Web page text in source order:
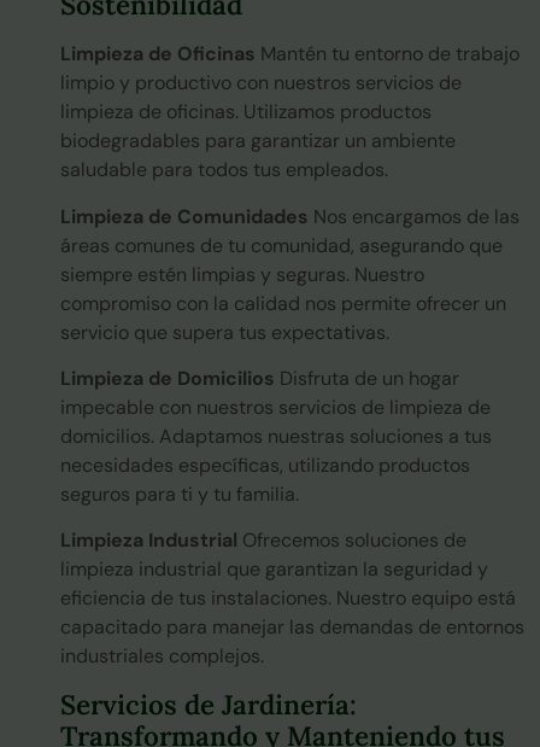
Limpieza de Oficinas Mantén tu entorno de trabajo
limpio y productivo con nuestros servicios de
limpieza de oficinas. Utilizamos productos
biodegradables para garantizar un ambiente
saludable para todos tus empleados.
Limpieza de Comunidades Nos encargamos de las
áreas comunes de tu comunidad, asegurando que
siempre estén limpias y seguras. Nuestro
compromiso con la calidad nos permite ofrecer un
servicio que supera tus expectativas.
Limpieza de Domicilios Disfruta de un hogar
impecable con nuestros servicios de limpieza de
domicilios. Adaptamos nuestras soluciones a tus
necesidades específicas, utilizando productos
seguros para ti y tu familia.
Limpieza Industrial Ofrecemos soluciones de
limpieza industrial que garantizan la seguridad y
eficiencia de tus instalaciones. Nuestro equipo está
capacitado para manejar las demandas de entornos
industriales complejos.
Servicios de Jardinería:
Transformando y Manteniendo tus